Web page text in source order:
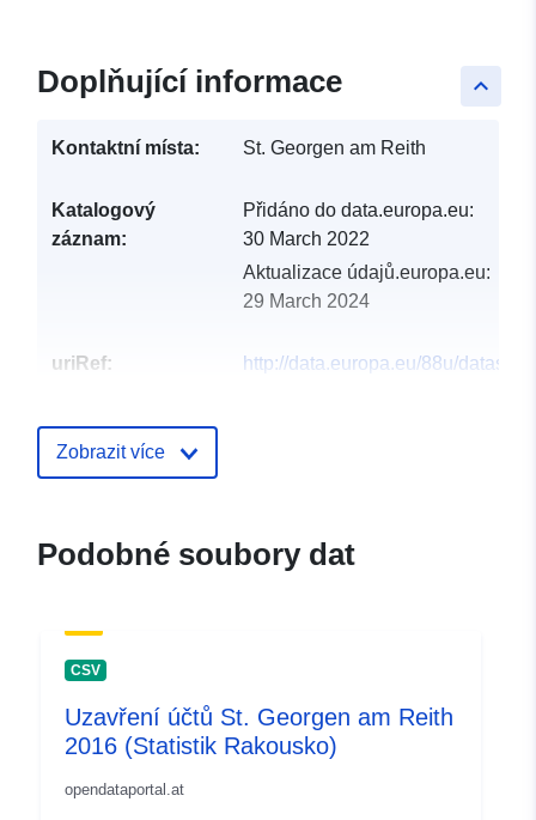
keyboard_arrow_up
Doplňující informace
Kontaktní místa: St. Georgen am Reith
Katalogový
záznam:
Přidáno do data.europa.eu:
30 March 2022
Aktualizace údajů.europa.eu:
29 March 2024
uriRef:
http://data.europa.eu/88u/
Zobrazit více
Podobné soubory dat
CSV
Uzavření účtů St. Georgen am Reith
2016 (Statistik Rakousko)
opendataportal.at